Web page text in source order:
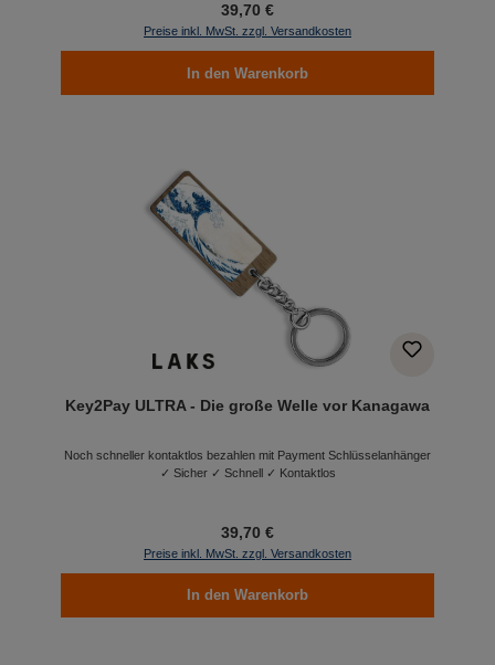
39,70 €
Preise inkl. MwSt. zzgl. Versandkosten
In den Warenkorb
Key2Pay ULTRA - Die große Welle vor Kanagawa
Noch schneller kontaktlos bezahlen mit Payment Schlüsselanhänger
✓ Sicher ✓ Schnell ✓ Kontaktlos
39,70 €
Preise inkl. MwSt. zzgl. Versandkosten
In den Warenkorb